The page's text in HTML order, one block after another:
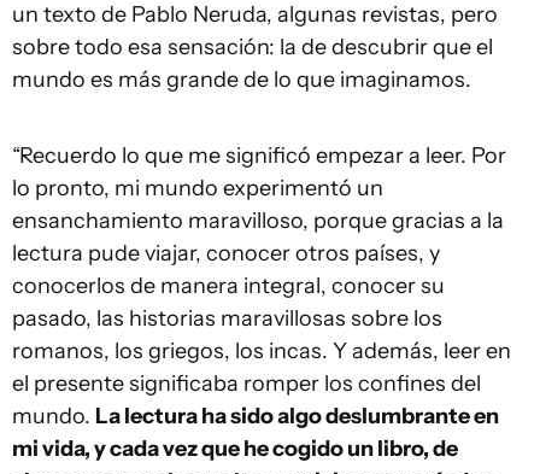
un texto de Pablo Neruda, algunas revistas, pero
sobre todo esa sensación: la de descubrir que el
mundo es más grande de lo que imaginamos.
“Recuerdo lo que me significó empezar a leer. Por
lo pronto, mi mundo experimentó un
ensanchamiento maravilloso, porque gracias a la
lectura pude viajar, conocer otros países, y
conocerlos de manera integral, conocer su
pasado, las historias maravillosas sobre los
romanos, los griegos, los incas. Y además, leer en
el presente significaba romper los confines del
mundo. La lectura ha sido algo deslumbrante en
mi vida, y cada vez que he cogido un libro, de